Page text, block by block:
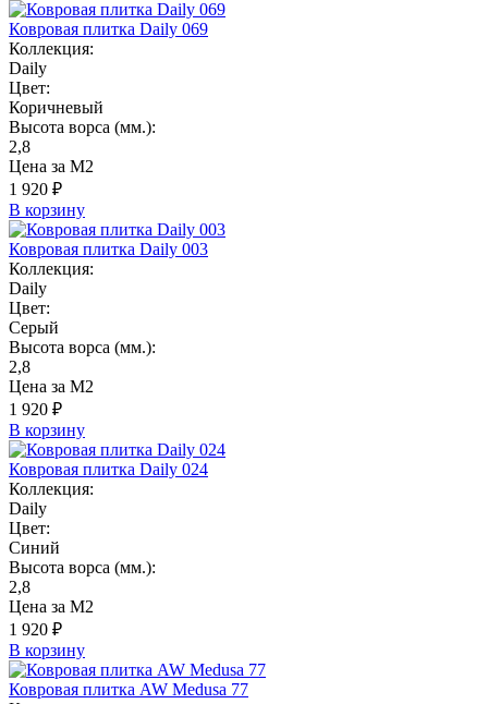
Ковровая плитка Daily 069
Коллекция:
Daily
Цвет:
Коричневый
Высота ворса (мм.):
2,8
Цена за М2
1 920 ₽
В корзину
Ковровая плитка Daily 003
Коллекция:
Daily
Цвет:
Серый
Высота ворса (мм.):
2,8
Цена за М2
1 920 ₽
В корзину
Ковровая плитка Daily 024
Коллекция:
Daily
Цвет:
Синий
Высота ворса (мм.):
2,8
Цена за М2
1 920 ₽
В корзину
Ковровая плитка AW Medusa 77